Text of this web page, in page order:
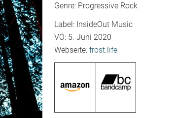
Genre: Progressive Rock
Label: InsideOut Music
VÖ: 5. Juni 2020
Webseite: frost.life